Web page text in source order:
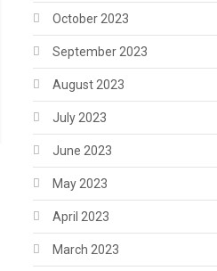
October 2023
September 2023
August 2023
July 2023
June 2023
May 2023
April 2023
March 2023